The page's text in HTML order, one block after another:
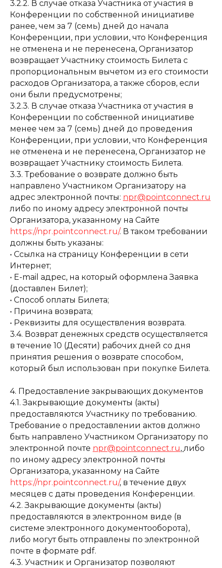
3.2.2. В случае отказа Участника от участия в
Конференции по собственной инициативе
ранее, чем за 7 (семь) дней до начала
Конференции, при условии, что Конференция
не отменена и не перенесена, Организатор
возвращает Участнику стоимость Билета с
пропорциональным вычетом из его стоимости
расходов Организатора, а также сборов, если
они были предусмотрены;
3.2.3. В случае отказа Участника от участия в
Конференции по собственной инициативе
менее чем за 7 (семь) дней до проведения
Конференции, при условии, что Конференция
не отменена и не перенесена, Организатор не
возвращает Участнику стоимость Билета.
3.3. Требование о возврате должно быть
направлено Участником Организатору на
адрес электронной почты: npr@pointconnect.ru
либо по иному адресу электронной почты
Организатора, указанному на Сайте
https://npr.pointconnect.ru/. В таком требовании
должны быть указаны:
• Ссылка на страницу Конференции в сети
Интернет;
• E-mail адрес, на который оформлена Заявка
(доставлен Билет);
• Способ оплаты Билета;
• Причина возврата;
• Реквизиты для осуществления возврата.
3.4. Возврат денежных средств осуществляется
в течение 10 (Десяти) рабочих дней со дня
принятия решения о возврате способом,
который был использован при покупке Билета.
4. Предоставление закрывающих документов
4.1. Закрывающие документы (акты)
предоставляются Участнику по требованию.
Требование о предоставлении актов должно
быть направлено Участником Организатору по
электронной почте npr@pointconnect.ru,либо
по иному адресу электронной почты
Организатора, указанному на Сайте
https://npr.pointconnect.ru/, в течение двух
месяцев с даты проведения Конференции.
4.2. Закрывающие документы (акты)
предоставляются в электронном виде (в
системе электронного документооборота),
либо могут быть отправлены по электронной
почте в формате pdf.
4.3. Участник и Организатор позволяют